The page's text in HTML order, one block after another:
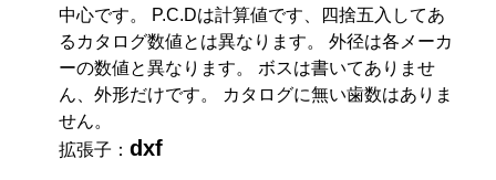
中心です。 P.C.Dは計算値です、四捨五入してあ
るカタログ数値とは異なります。 外径は各メーカ
ーの数値と異なります。 ボスは書いてありませ
ん、外形だけです。 カタログに無い歯数はありま
せん。
拡張子：dxf